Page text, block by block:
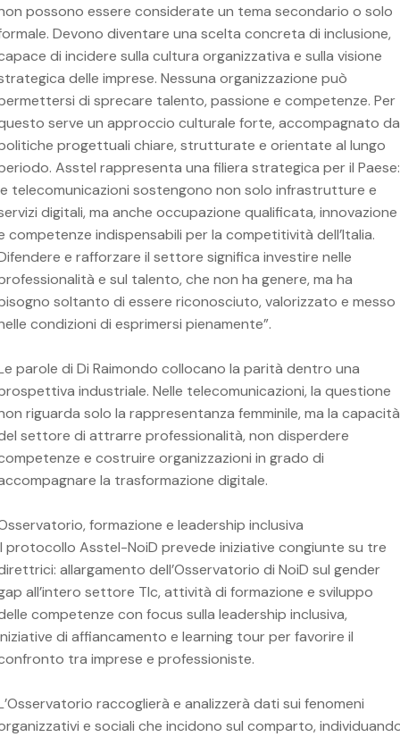
possono essere considerate un tema secondario o solo
Devono diventare una scelta concreta di inclusione,
di incidere sulla cultura organizzativa e sulla visione
delle imprese. Nessuna organizzazione può
di sprecare talento, passione e competenze. Per
serve un approccio culturale forte, accompagnato da
progettuali chiare, strutturate e orientate al lungo
Asstel rappresenta una filiera strategica per il Paese:
telecomunicazioni sostengono non solo infrastrutture e
digitali, ma anche occupazione qualificata, innovazione
competenze indispensabili per la competitività dell’Italia.
e rafforzare il settore significa investire nelle
e sul talento, che non ha genere, ma ha
soltanto di essere riconosciuto, valorizzato e messo
condizioni di esprimersi pienamente”.
parole di Di Raimondo collocano la parità dentro una
industriale. Nelle telecomunicazioni, la questione
riguarda solo la rappresentanza femminile, ma la capacità
settore di attrarre professionalità, non disperdere
e costruire organizzazioni in grado di
la trasformazione digitale.
formazione e leadership inclusiva
protocollo Asstel-NoiD prevede iniziative congiunte su tre
allargamento dell’Osservatorio di NoiD sul gender
all’intero settore Tlc, attività di formazione e sviluppo
competenze con focus sulla leadership inclusiva,
di affiancamento e learning tour per favorire il
tra imprese e professioniste.
raccoglierà e analizzerà dati sui fenomeni
e sociali che incidono sul comparto,